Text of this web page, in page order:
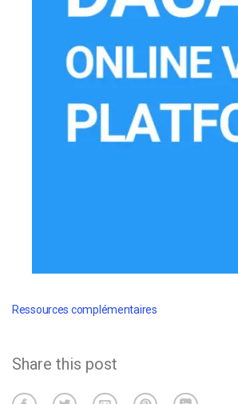
Ressources complémentaires
Share this post